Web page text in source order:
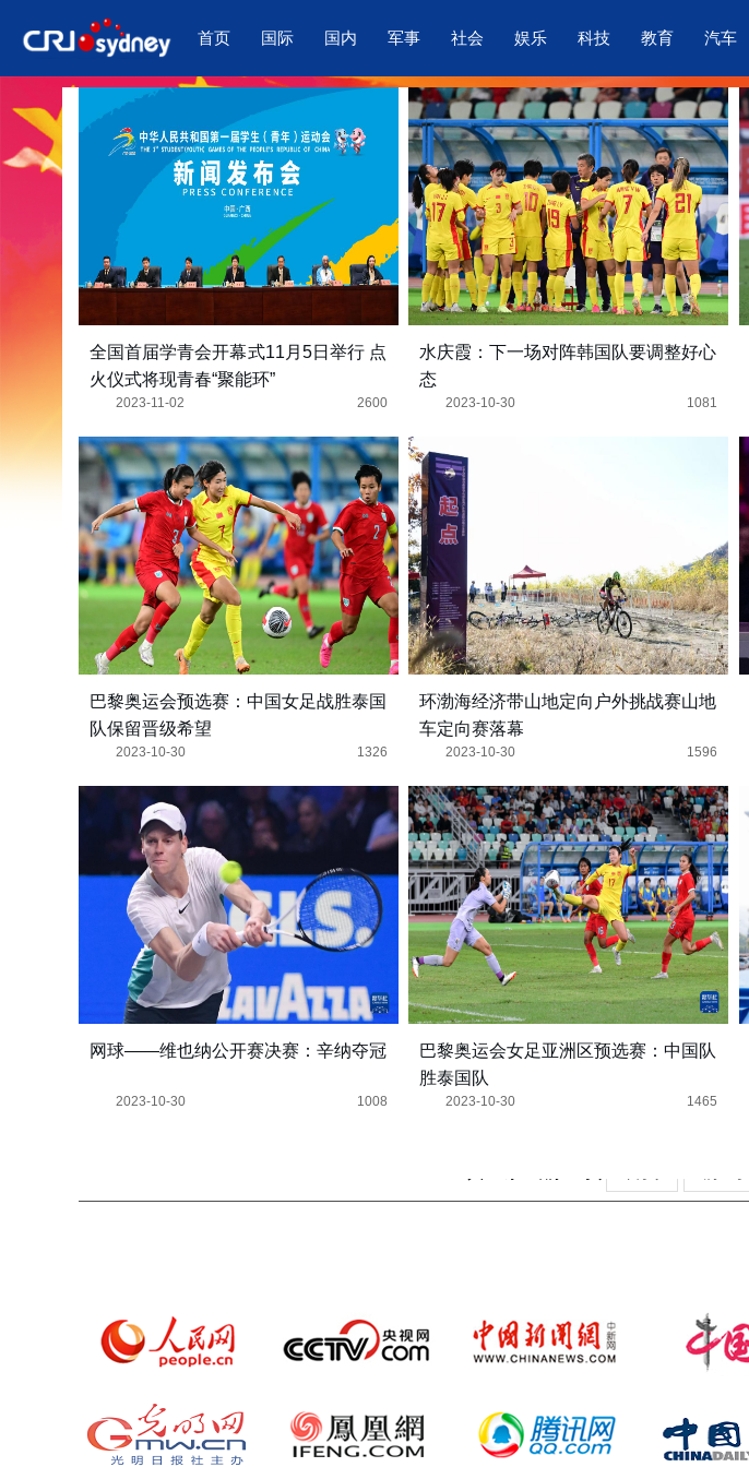
首页 国际 国内 军事 社会 娱乐 科技 教育 汽车
全国首届学青会开幕式11月5日举行 点
火仪式将现青春“聚能环”
2023-11-02 2600
水庆霞：下一场对阵韩国队要调整好心
态
2023-10-30 1081
巴黎奥运会预选赛：中国女足战胜泰国
队保留晋级希望
2023-10-30 1326
环渤海经济带山地定向户外挑战赛山地
车定向赛落幕
2023-10-30 1596
网球——维也纳公开赛决赛：辛纳夺冠
2023-10-30 1008
巴黎奥运会女足亚洲区预选赛：中国队
胜泰国队
2023-10-30 1465